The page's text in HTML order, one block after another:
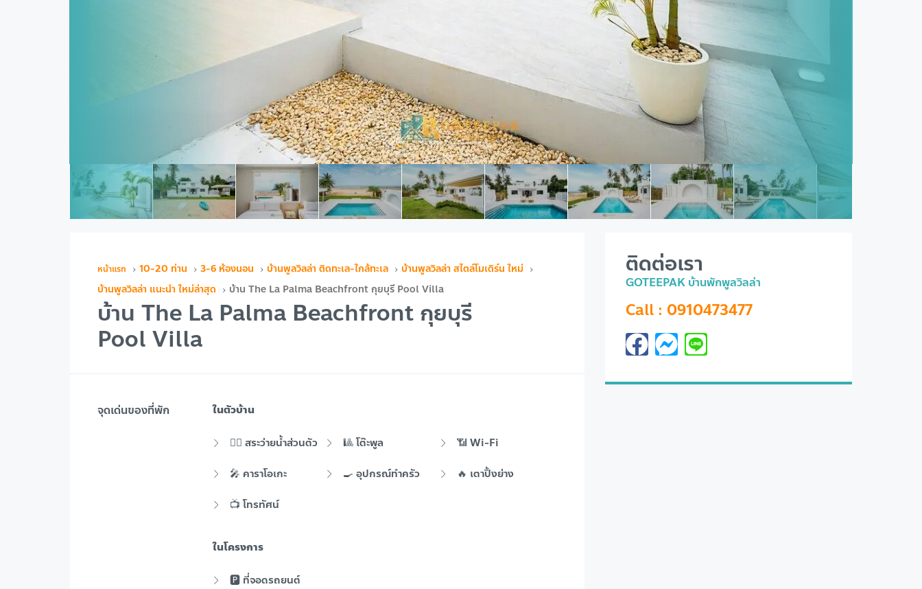
10-20 ท่าน 3-6 ห้องนอน บ้านพูลวิลล่า ติดทะเล-ใกล้ทะเล
บ้านพูลวิลล่า สไตล์โมเดิร์น ใหม่
บ้านพูลวิลล่า แนะนำ ใหม่ล่าสุด
บ้าน The La Palma Beachfront กุยบุรี Pool Villa
บ้าน The La Palma Beachfront กุยบุรี
Pool Villa
จุดเด่นของที่พัก
ในตัวบ้าน
🏊‍♂️ สระว่ายน้ำส่วนตัว
🎱 โต๊ะพูล
📶 Wi-Fi
🎤 คาราโอเกะ
🍳 อุปกรณ์ทำครัว
🔥 เตาปิ้งย่าง
📺 โทรทัศน์
ในโครงการ
🅿️ ที่จอดรถยนต์
ติดต่อเรา
GOTEEPAK บ้านพักพูลวิลล่า
Call : 0910473477